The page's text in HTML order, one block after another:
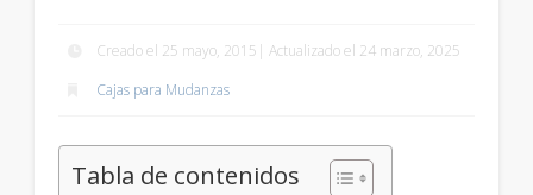
Creado el 25 mayo, 2015| Actualizado el 24 marzo, 2025
Cajas para Mudanzas
Tabla de contenidos